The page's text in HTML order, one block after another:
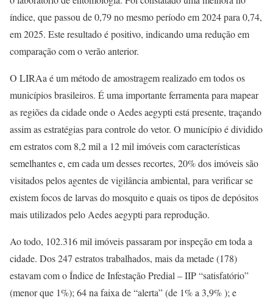
índice, que passou de 0,79 no mesmo período em 2024 para 0,74,
em 2025. Este resultado é positivo, indicando uma redução em
comparação com o verão anterior.
O LIRAa é um método de amostragem realizado em todos os
municípios brasileiros. É uma importante ferramenta para mapear
as regiões da cidade onde o Aedes aegypti está presente, traçando
assim as estratégias para controle do vetor. O município é dividido
em estratos com 8,2 mil a 12 mil imóveis com características
semelhantes e, em cada um desses recortes, 20% dos imóveis são
visitados pelos agentes de vigilância ambiental, para verificar se
existem focos de larvas do mosquito e quais os tipos de depósitos
mais utilizados pelo Aedes aegypti para reprodução.
Ao todo, 102.316 mil imóveis passaram por inspeção em toda a
cidade. Dos 247 estratos trabalhados, mais da metade (178)
estavam com o Índice de Infestação Predial – IIP “satisfatório”
(menor que 1%); 64 na faixa de “alerta” (de 1% a 3,9% ); e